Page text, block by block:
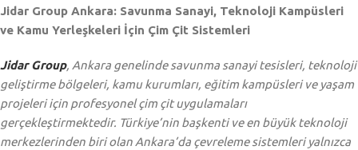
Jidar Group Ankara: Savunma Sanayi, Teknoloji Kampüsleri
ve Kamu Yerleşkeleri İçin Çim Çit Sistemleri
Jidar Group, Ankara genelinde savunma sanayi tesisleri, teknoloji
geliştirme bölgeleri, kamu kurumları, eğitim kampüsleri ve yaşam
projeleri için profesyonel çim çit uygulamaları
gerçekleştirmektedir. Türkiye’nin başkenti ve en büyük teknoloji
merkezlerinden biri olan Ankara’da çevreleme sistemleri yalnızca